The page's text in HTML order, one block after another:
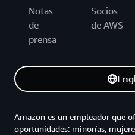
Notas
de
prensa
Socios
de AWS
Amazon es un empleador que
oportunidades: minorías,